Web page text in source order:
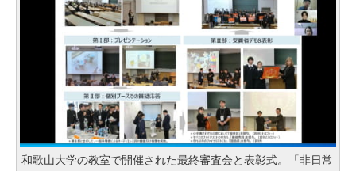
和歌山大学の教室で開催された最終審査会と表彰式。「非日常